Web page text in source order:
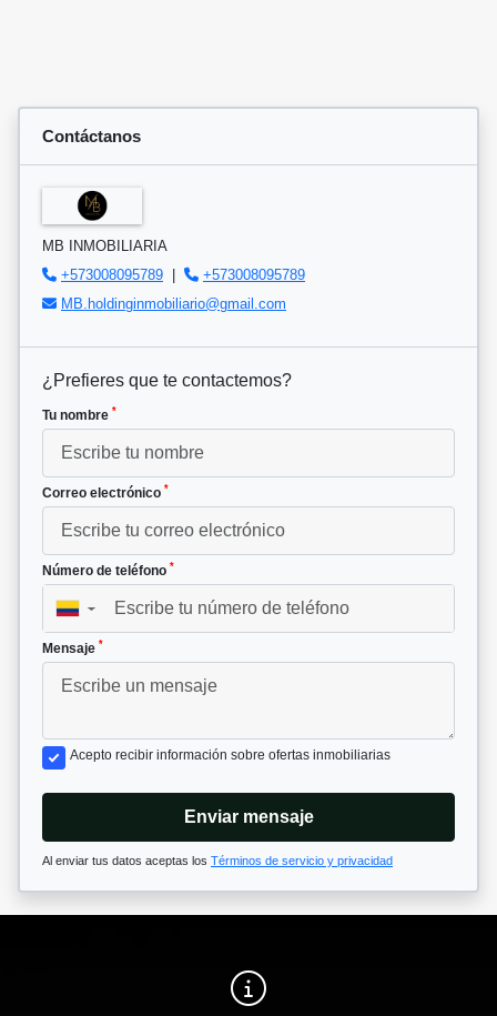
Contáctanos
MB INMOBILIARIA
+573008095789 |
+573008095789
MB.holdinginmobiliario@gmail.com
¿Prefieres que te contactemos?
Tu nombre *
Correo electrónico *
Número de teléfono *
▼
Mensaje *
Acepto recibir información sobre ofertas inmobiliarias
Enviar mensaje
Al enviar tus datos aceptas los Términos de servicio y privacidad